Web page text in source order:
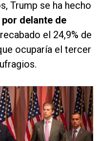
Trump se ha hecho
delante de
el 24,9% de
ocuparía el tercer